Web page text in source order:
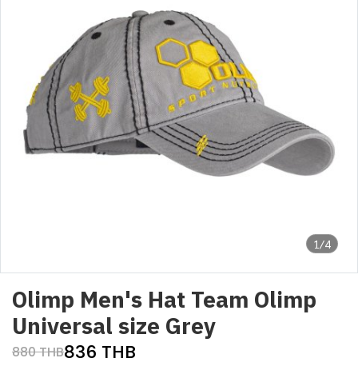
1/4
Olimp Men's Hat Team Olimp
Universal size Grey
880 THB836 THB